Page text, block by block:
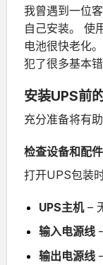
我曾遇到一位
自己安装。 使
电池很快老化。
犯了很多基本错
安装UPS前
充分准备将有
检查设备和配件
打开UPS包装
UPS主机–
输入电源线
输出电源线